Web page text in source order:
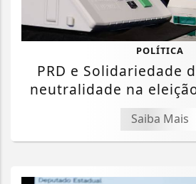
POLÍTICA
PRD e Solidariedade
neutralidade na
Saiba Mais